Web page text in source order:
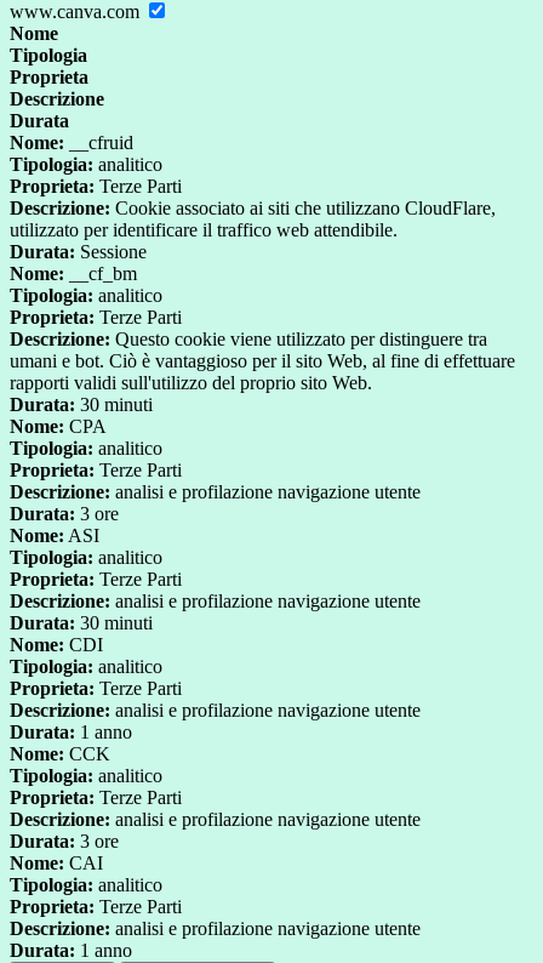
www.canva.com
Nome
Tipologia
Proprieta
Descrizione
Durata
Nome: __cfruid
Tipologia: analitico
Proprieta: Terze Parti
Descrizione: Cookie associato ai siti che utilizzano CloudFlare,
utilizzato per identificare il traffico web attendibile.
Durata: Sessione
Nome: __cf_bm
Tipologia: analitico
Proprieta: Terze Parti
Descrizione: Questo cookie viene utilizzato per distinguere tra
umani e bot. Ciò è vantaggioso per il sito Web, al fine di effettuare
rapporti validi sull'utilizzo del proprio sito Web.
Durata: 30 minuti
Nome: CPA
Tipologia: analitico
Proprieta: Terze Parti
Descrizione: analisi e profilazione navigazione utente
Durata: 3 ore
Nome: ASI
Tipologia: analitico
Proprieta: Terze Parti
Descrizione: analisi e profilazione navigazione utente
Durata: 30 minuti
Nome: CDI
Tipologia: analitico
Proprieta: Terze Parti
Descrizione: analisi e profilazione navigazione utente
Durata: 1 anno
Nome: CCK
Tipologia: analitico
Proprieta: Terze Parti
Descrizione: analisi e profilazione navigazione utente
Durata: 3 ore
Nome: CAI
Tipologia: analitico
Proprieta: Terze Parti
Descrizione: analisi e profilazione navigazione utente
Durata: 1 anno